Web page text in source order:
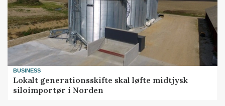
BUSINESS
Lokalt generationsskifte skal løfte midtjysk
siloimportør i Norden